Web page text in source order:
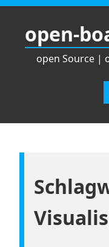
Zum
springenopen-
open Source |